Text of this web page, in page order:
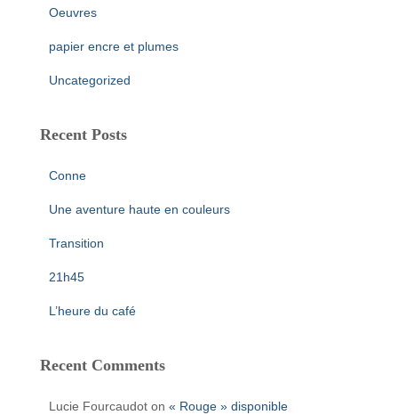
Oeuvres
papier encre et plumes
Uncategorized
Recent Posts
Conne
Une aventure haute en couleurs
Transition
21h45
L’heure du café
Recent Comments
Lucie Fourcaudot on « Rouge » disponible